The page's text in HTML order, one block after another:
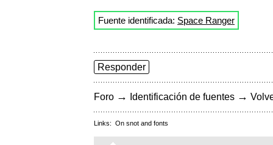
Fuente identificada: Space Ranger
Responder
Foro → Identificación de fuentes →
Links: On snot and fonts